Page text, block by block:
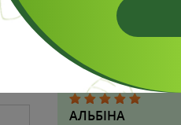
Отзывы
АЛЬБІНА